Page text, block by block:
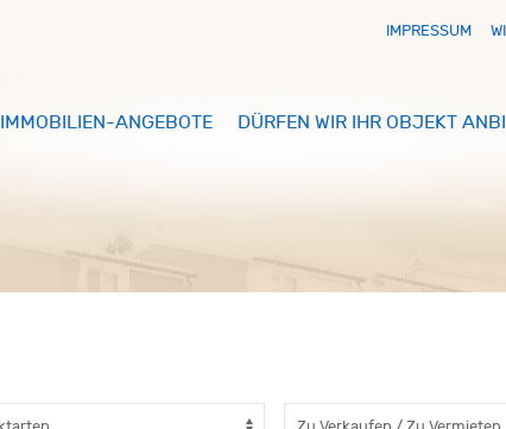
IMPRESSUM
IMMOBILIEN-ANGEBOTE DÜRFEN WIR IHR OBJEKT